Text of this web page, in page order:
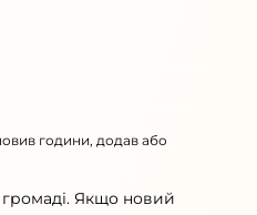
години, додав або
Якщо новий